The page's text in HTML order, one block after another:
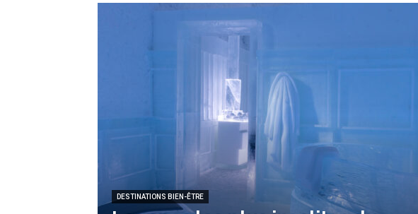
DESTINATIONS BIEN-ÊTRE